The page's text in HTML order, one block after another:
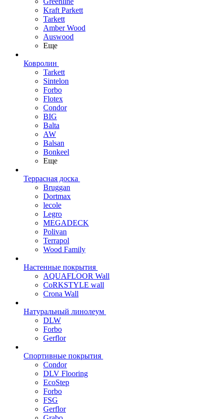
Kraft Parkett
Tarkett
Amber Wood
Auswood
Еще
Ковролин
Tarkett
Sintelon
Forbo
Flotex
Condor
BIG
Balta
AW
Balsan
Bonkeel
Еще
Террасная доска
Bruggan
Dortmax
lecole
Legro
MEGADECK
Polivan
Terrapol
Wood Family
Настенные покрытия
AQUAFLOOR Wall
CoRKSTYLE wall
Crona Wall
Натуральный линолеум
DLW
Forbo
Gerflor
Спортивные покрытия
Condor
DLV Flooring
EcoStep
Forbo
FSG
Gerflor